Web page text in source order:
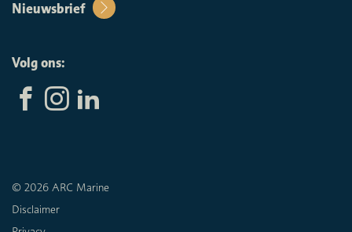
Nieuwsbrief
Volg ons:
© 2026 ARC Marine
Disclaimer